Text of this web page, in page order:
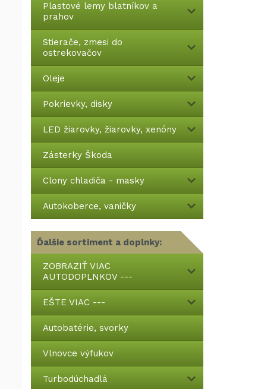
Plastové lemy blatníkov a
prahov
Stierače, zmesi do
ostrekovačov
Oleje
Pokrievky, disky
LED žiarovky, žiarovky, xenóny
Zásterky Škoda
Clony chladiča - masky
Autokoberce, vaničky
Ďalšie sortiment a doplnky:
ZOBRAZIŤ VIAC
AUTODOPLNKOV ---
EŠTE VIAC ---
Autobatérie, svorky
Vlnovce výfukov
Turbodúchadlá